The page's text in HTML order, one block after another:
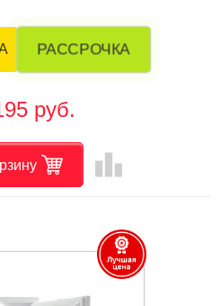
РАССРОЧКА
руб.
leaderboard